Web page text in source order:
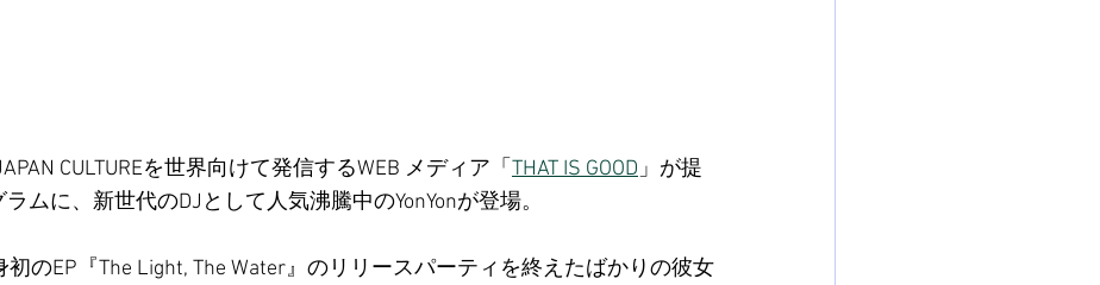
CULTUREを世界向けて発信するWEB メディア「 THAT IS GOOD」が提
ムに、新世代のDJとして人気沸騰中のYonYonが登場。
のEP『The Light, The Water』のリリースパーティを終えたばかりの彼女